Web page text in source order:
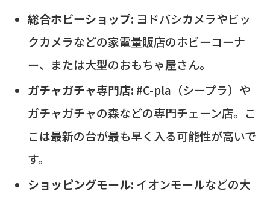
総合ホビーショップ: ヨドバシカメラやビッ
クカメラなどの家電量販店のホビーコーナ
ー、または大型のおもちゃ屋さん。
ガチャガチャ専門店: #C-pla（シープラ）や
ガチャガチャの森などの専門チェーン店。こ
こは最新の台が最も早く入る可能性が高いで
す。
ショッピングモール: イオンモールなどの大